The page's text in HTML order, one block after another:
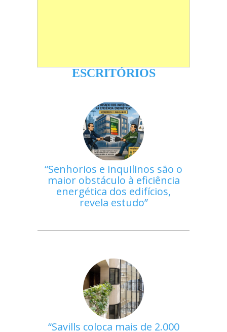
ESCRITÓRIOS
Senhorios e inquilinos são o
maior obstáculo à eficiência
energética dos edifícios,
revela estudo
Savills coloca mais de 2.000